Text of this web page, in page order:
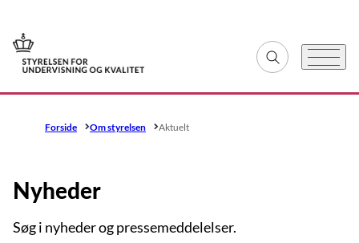
Gå til forsiden Fold søgefelt ud
Menu
Forside Om styrelsen Aktuelt
Nyheder
Søg i nyheder og pressemeddelelser.